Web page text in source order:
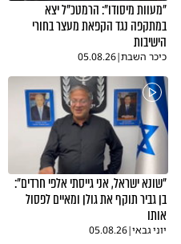
"מעוות מיסודו": הרמטכ"ל יצא
במתקפה נגד הקפאת מעצר בחורי
הישיבות
כיכר השבת|
05.08.26
"שונא ישראל, אני גייסתי אלפי חרדים":
בן גביר תוקף את גולן ומאיים לפסול
אותו
יוני גבאי|
05.08.26